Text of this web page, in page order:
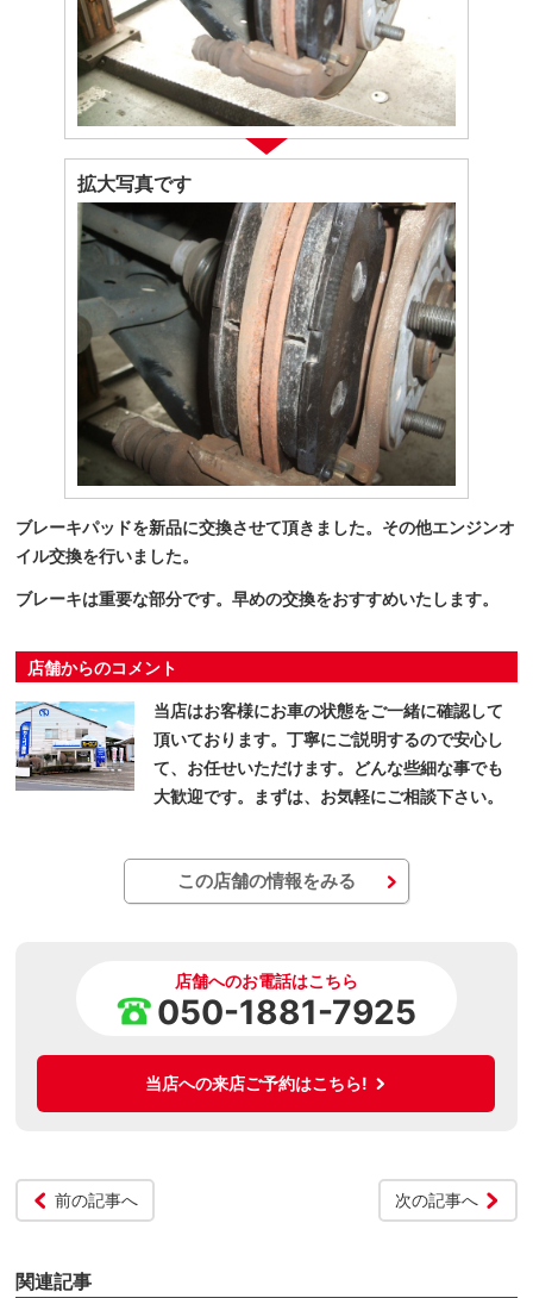
拡大写真です
ブレーキパッドを新品に交換させて頂きました。その他エンジンオ
イル交換を行いました。
ブレーキは重要な部分です。早めの交換をおすすめいたします。
店舗からのコメント
当店はお客様にお車の状態をご一緒に確認して
頂いております。丁寧にご説明するので安心し
て、お任せいただけます。どんな些細な事でも
大歓迎です。まずは、お気軽にご相談下さい。
この店舗の情報をみる
店舗へのお電話はこちら
050-1881-7925
当店への来店ご予約はこちら!
前の記事へ 次の記事へ
関連記事